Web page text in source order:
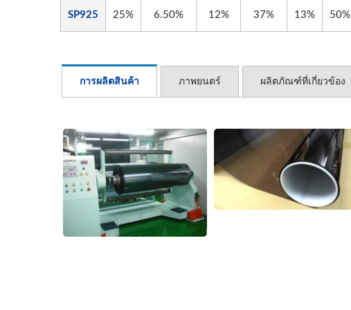
SP925 25% 6.50% 12% 37% 13% 50%
การผลิตสินค้า ภาพยนตร์ ผลิตภัณฑ์ที่เกี่ยวข้อง